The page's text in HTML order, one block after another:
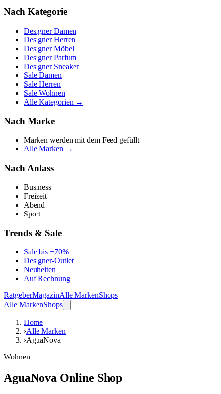
Nach Kategorie
Designer Damen
Designer Herren
Designer Möbel
Designer Parfum
Designer Sneaker
Sale Damen
Sale Herren
Sale Wohnen
Alle Kategorien →
Nach Marke
Marken werden mit dem Feed gefüllt
Alle Marken →
Nach Anlass
Business
Freizeit
Abend
Sport
Trends & Sale
Sale bis −70%
Designer-Outlet
Neuheiten
Auf Rechnung
RatgeberMagazinAlle MarkenShops
Alle MarkenShops
Home
›Alle Marken
›AguaNova
Wohnen
AguaNova Online Shop